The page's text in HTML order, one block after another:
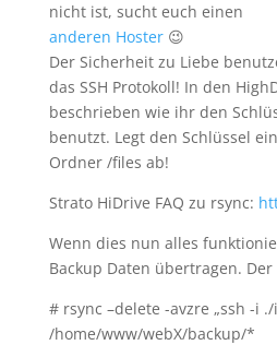
nicht ist, sucht euch einen
anderen Hoster😉
Der Sicherheit zu Liebe
das SSH Protokoll! In den
beschrieben wie ihr den
benutzt. Legt den Schlüssel
Ordner /files ab!
Strato HiDrive FAQ zu rsync:
Wenn dies nun alles
Backup Daten übertragen.
# rsync –delete -avzre „ssh -i ./
/home/www/webX/backup/*